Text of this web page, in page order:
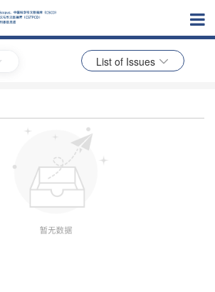
List of Issues